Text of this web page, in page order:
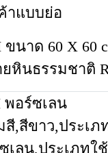
าแบบย่อ
ขนาด 60 X 60
หินธรรมชาติ
พอร์ซเลน
สี,สีขาว,ประเภ
เลน,ประเภทใ